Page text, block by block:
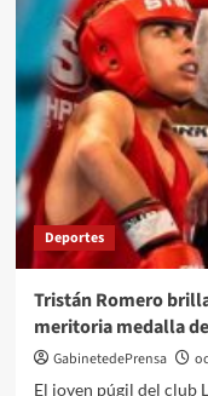
Cantera
Sur
El
Ejido
progresa
adecuadamente
y
empata
con
BM
Ciudad
en
el
último
Deportes
Tristán Romero
meritoria medalla
GabinetedePrensa
El joven púgil del club